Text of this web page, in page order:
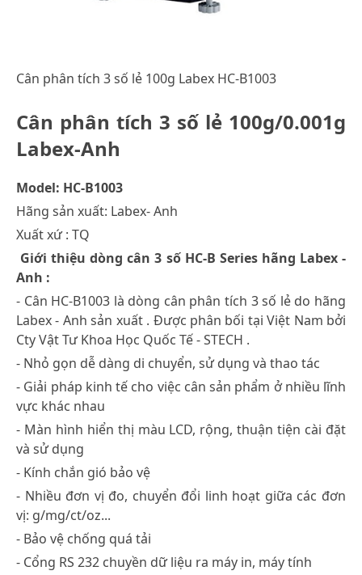
Cân phân tích 3 số lẻ 100g Labex HC-B1003
Cân phân tích 3 số lẻ 100g/0.001g
Labex-Anh
Model: HC-B1003
Hãng sản xuất: Labex- Anh
Xuất xứ : TQ
Giới thiệu dòng cân 3 số HC-B Series hãng Labex -
Anh :
- Cân HC-B1003 là dòng cân phân tích 3 số lẻ do hãng
Labex - Anh sản xuất . Được phân bối tại Việt Nam bởi
Cty Vật Tư Khoa Học Quốc Tế - STECH .
- Nhỏ gọn dễ dàng di chuyển, sử dụng và thao tác
- Giải pháp kinh tế cho việc cân sản phẩm ở nhiều lĩnh
vực khác nhau
- Màn hình hiển thị màu LCD, rộng, thuận tiện cài đặt
và sử dụng
- Kính chắn gió bảo vệ
- Nhiều đơn vị đo, chuyển đổi linh hoạt giữa các đơn
vị: g/mg/ct/oz...
- Bảo vệ chống quá tải
- Cổng RS 232 chuyền dữ liệu ra máy in, máy tính